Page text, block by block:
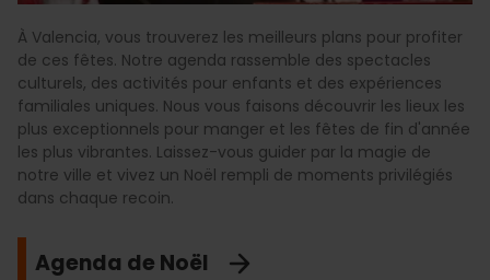
À Valencia, vous trouverez les meilleurs plans pour profiter
de ces fêtes. Notre agenda rassemble des spectacles
culturels, des activités pour enfants et des expériences
familiales uniques. Nous vous faisons découvrir les lieux les
plus exceptionnels pour manger et les fêtes de fin d'année
les plus vibrantes. Laissez-vous guider par la magie de
notre ville et vivez un Noël rempli de moments privilégiés
dans chaque recoin.
Agenda de Noël